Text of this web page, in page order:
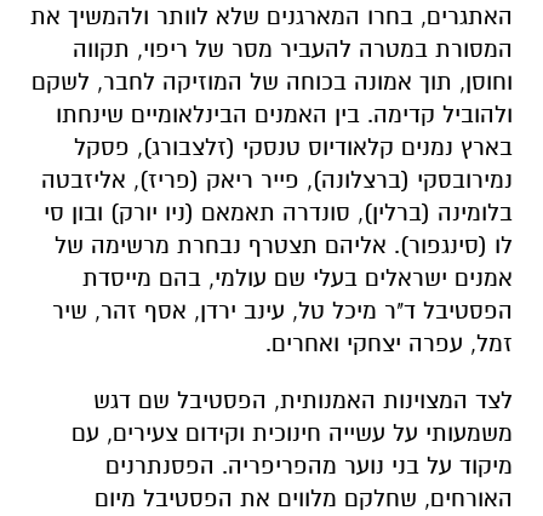
האתגרים, בחרו המארגנים שלא לוותר ולהמשיך את
המסורת במטרה להעביר מסר של ריפוי, תקווה
וחוסן, תוך אמונה בכוחה של המוזיקה לחבר, לשקם
ולהוביל קדימה. בין האמנים הבינלאומיים שינחתו
בארץ נמנים קלאודיוס טנסקי (זלצבורג), פסקל
נמירובסקי (ברצלונה), פייר ריאק (פריז), אליזבטה
בלומינה (ברלין), סונדרה תאמאם (ניו יורק) ובון סי
לו (סינגפור). אליהם תצטרף נבחרת מרשימה של
אמנים ישראלים בעלי שם עולמי, בהם מייסדת
הפסטיבל ד"ר מיכל טל, עינב ירדן, אסף זהר, שיר
זמל, עפרה יצחקי ואחרים.
לצד המצוינות האמנותית, הפסטיבל שם דגש
משמעותי על עשייה חינוכית וקידום צעירים, עם
מיקוד על בני נוער מהפריפריה. הפסנתרנים
האורחים, שחלקם מלווים את הפסטיבל מיום